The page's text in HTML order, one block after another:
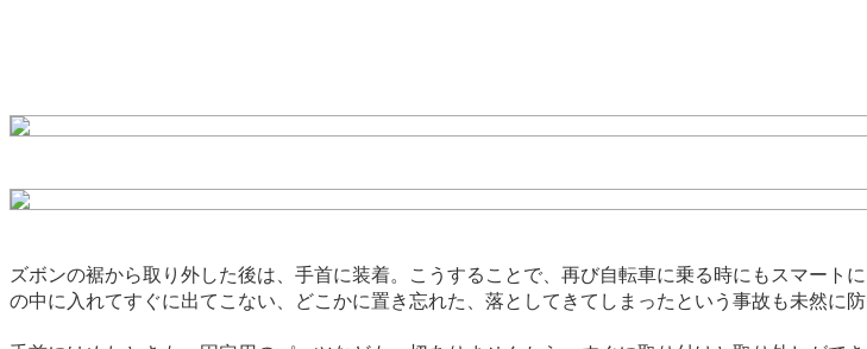
ズボンの裾から取り外した後は、手首に装着。こうすることで、再び自転車に乗る時にもスマー
の中に入れてすぐに出てこない、どこかに置き忘れた、落としてきてしまったという事故も未然に防